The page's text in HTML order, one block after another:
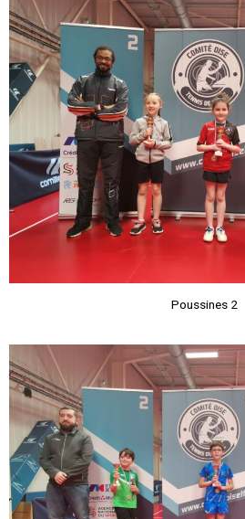
Poussines 2